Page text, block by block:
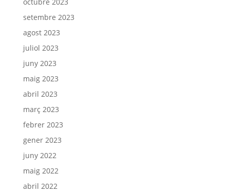
setembre 2023
agost 2023
juliol 2023
juny 2023
maig 2023
abril 2023
març 2023
febrer 2023
gener 2023
juny 2022
maig 2022
abril 2022